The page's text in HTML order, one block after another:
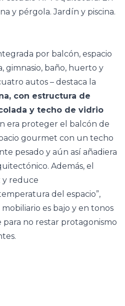
por balcón, espacio
gimnasio, baño, huerto y
autos – destaca la
con estructura de
y techo de vidrio
era proteger el balcón de
gourmet con un techo
pesado y aún así añadiera
Además, el
y reduce
del espacio”,
es bajo y en tonos
no restar protagonismo